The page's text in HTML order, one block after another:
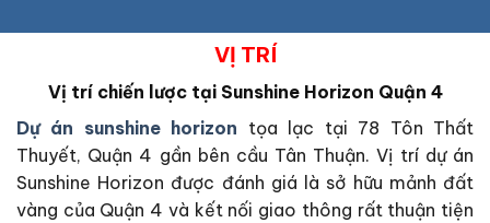
VỊ TRÍ
Vị trí chiến lược tại Sunshine Horizon Quận 4
Dự án sunshine horizon tọa lạc tại 78 Tôn Thất
Thuyết, Quận 4 gần bên cầu Tân Thuận. Vị trí dự án
Sunshine Horizon được đánh giá là sở hữu mảnh đất
vàng của Quận 4 và kết nối giao thông rất thuận tiện